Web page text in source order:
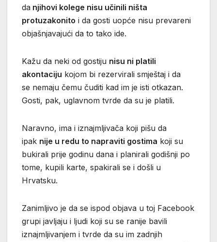
da njihovi kolege nisu učinili ništa
protuzakonito i da gosti uopće nisu prevareni
objašnjavajući da to tako ide.
Kažu da neki od gostiju nisu ni platili
akontaciju kojom bi rezervirali smještaj i da
se nemaju čemu čuditi kad im je isti otkazan.
Gosti, pak, uglavnom tvrde da su je platili.
Naravno, ima i iznajmljivača koji pišu da
ipak nije u redu to napraviti gostima koji su
bukirali prije godinu dana i planirali godišnji po
tome, kupili karte, spakirali se i došli u
Hrvatsku.
Zanimljivo je da se ispod objava u toj Facebook
grupi javljaju i ljudi koji su se ranije bavili
iznajmljivanjem i tvrde da su im zadnjih